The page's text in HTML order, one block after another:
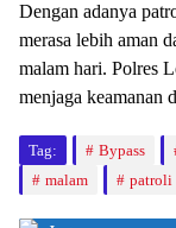
Dengan adanya
merasa lebih aman
malam hari. Polres
menjaga keamanan
Tag: Bypass
malam
patroli